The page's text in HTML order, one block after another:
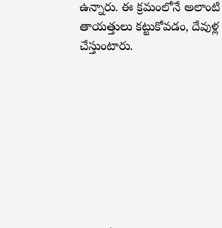
ఉన్నారు. ఈ క్రమంలోనే అలాంటి
తాయత్తులు కట్టుకోవడం,
చేస్తుంటారు.